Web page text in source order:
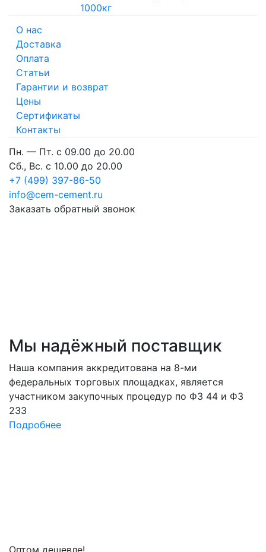
1000кг
О нас
Доставка
Оплата
Cтатьи
Гарантии и возврат
Цены
Сертификаты
Контакты
Пн. — Пт. с 09.00 до 20.00
Сб., Вс. с 10.00 до 20.00
+7 (499) 397-86-50
info@cem-cement.ru
Заказать обратный звонок
Мы надёжный поставщик
Наша компания аккредитована на 8-ми
федеральных торговых площадках, является
участником закупочных процедур по ФЗ 44 и ФЗ
233
Подробнее
Оптом дешевле!